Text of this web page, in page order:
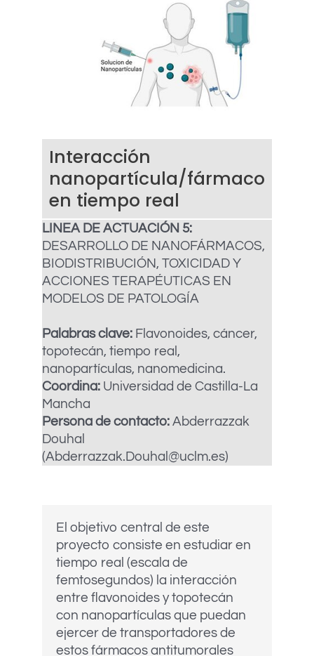
Interacción
nanopartícula/fármaco
en tiempo real
LINEA DE ACTUACIÓN 5:
DESARROLLO DE NANOFÁRMACOS,
BIODISTRIBUCIÓN, TOXICIDAD Y
ACCIONES TERAPÉUTICAS EN
MODELOS DE PATOLOGÍA
Palabras clave: Flavonoides, cáncer,
topotecán, tiempo real,
nanopartículas, nanomedicina.
Coordina: Universidad de Castilla-La
Mancha
Persona de contacto: Abderrazzak
Douhal
(Abderrazzak.Douhal@uclm.es)
El objetivo central de este
proyecto consiste en estudiar en
tiempo real (escala de
femtosegundos) la interacción
entre flavonoides y topotecán
con nanopartículas que puedan
ejercer de transportadores de
estos fármacos antitumorales